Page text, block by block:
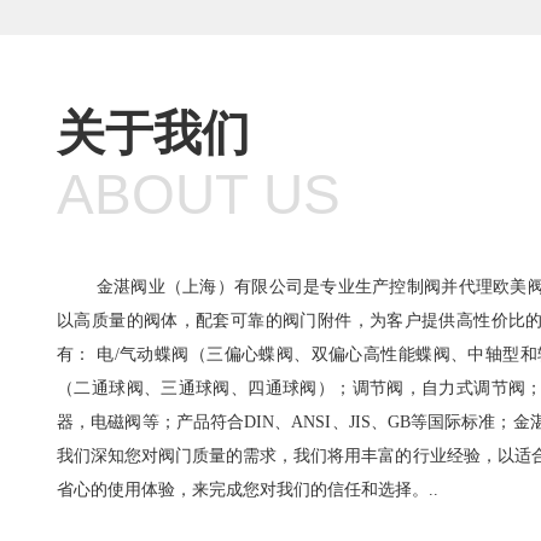
关于我们
ABOUT US
金湛阀业（上海）有限公司是专业生产控制阀并代理欧美
以高质量的阀体，配套可靠的阀门附件，为客户提供高性价比
有： 电/气动蝶阀（三偏心蝶阀、双偏心高性能蝶阀、中轴型
（二通球阀、三通球阀、四通球阀）；调节阀，自力式调节阀
器，电磁阀等；产品符合DIN、ANSI、JIS、GB等国际标准；金
我们深知您对阀门质量的需求，我们将用丰富的行业经验，以适
省心的使用体验，来完成您对我们的信任和选择。..